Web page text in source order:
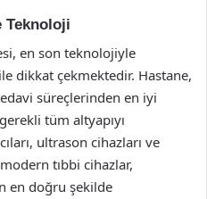
Teknoloji
en son teknolojiyle
dikkat çekmektedir. Hastane,
süreçlerinden en iyi
tüm altyapıyı
ultrason cihazları ve
tıbbi cihazlar,
en doğru şekilde